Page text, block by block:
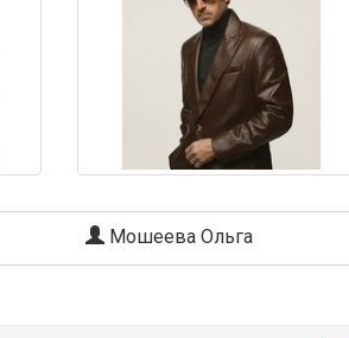
Мошеева Ольга